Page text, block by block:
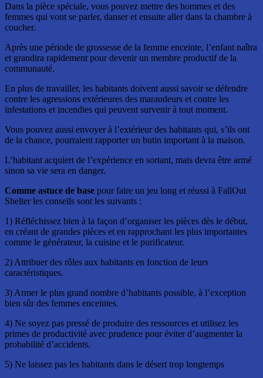
Dans la pièce spéciale, vous pouvez mettre des hommes et des
femmes qui vont se parler, danser et ensuite aller dans la chambre à
coucher.
Après une période de grossesse de la femme enceinte, l’enfant naîtra
et grandira rapidement pour devenir un membre productif de la
communauté.
En plus de travailler, les habitants doivent aussi savoir se défendre
contre les agressions extérieures des maraudeurs et contre les
infestations et incendies qui peuvent survenir à tout moment.
Vous pouvez aussi envoyer à l’extérieur des habitants qui, s’ils ont
de la chance, pourraient rapporter un butin important à la maison.
L’habitant acquiert de l’expérience en sortant, mais devra être armé
sinon sa vie sera en danger.
Comme astuce de base pour faire un jeu long et réussi à FallOut
Shelter les conseils sont les suivants :
1) Réfléchissez bien à la façon d’organiser les pièces dès le début,
en créant de grandes pièces et en rapprochant les plus importantes
comme le générateur, la cuisine et le purificateur.
2) Attribuer des rôles aux habitants en fonction de leurs
caractéristiques.
3) Armer le plus grand nombre d’habitants possible, à l’exception
bien sûr des femmes enceintes.
4) Ne soyez pas pressé de produire des ressources et utilisez les
primes de productivité avec prudence pour éviter d’augmenter la
probabilité d’accidents.
5) Ne laissez pas les habitants dans le désert trop longtemps